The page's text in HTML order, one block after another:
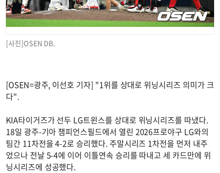
[사진]OSEN DB.
[OSEN=광주, 이선호 기자] "1위를 상대로 위닝시리즈 의미가 크
다".
KIA타이거즈가 선두 LG트윈스를 상대로 위닝시리즈를 따냈다.
18일 광주-기아 챔피언스필드에서 열린 2026프로야구 LG와의
팀간 11차전을 4-2로 승리했다. 주말시리즈 1차전을 먼저 내주
었으나 전날 5-4에 이어 이틀연속 승리를 따내고 세 카드만에 위
닝시리즈에 성공했다.